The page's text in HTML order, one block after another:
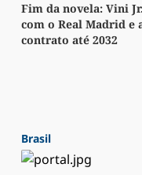
Fim da novela: Vini
com o Real Madrid e
contrato até 2032
Brasil